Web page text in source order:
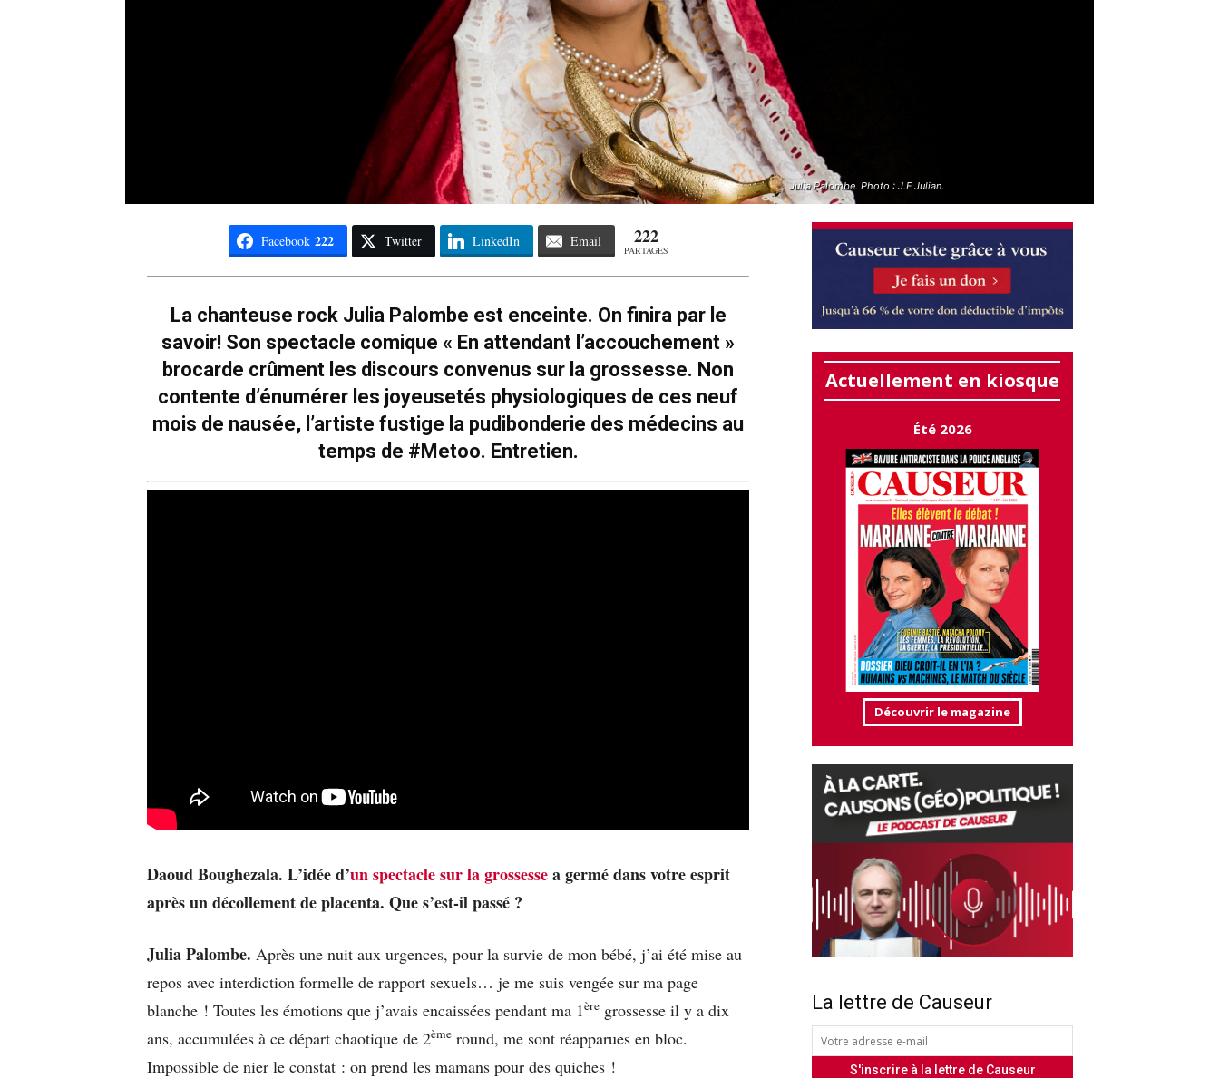
Julia Palombe. Photo : J.F Julian.
Facebook 222 Twitter LinkedIn Email 222
PARTAGES
La chanteuse rock Julia Palombe est enceinte. On finira par le
savoir! Son spectacle comique « En attendant l’accouchement »
brocarde crûment les discours convenus sur la grossesse. Non
contente d’énumérer les joyeusetés physiologiques de ces neuf
mois de nausée, l’artiste fustige la pudibonderie des médecins au
temps de #Metoo. Entretien.
Daoud Boughezala. L’idée d’un spectacle sur la grossessea germé dans votre esprit
après un décollement de placenta. Que s’est-il passé ?
Julia Palombe. Après une nuit aux urgences, pour la survie de mon bébé, j’ai été mise au
repos avec interdiction formelle de rapport sexuels… je me suis vengée sur ma page
blanche ! Toutes les émotions que j’avais encaissées pendant ma 1ère grossesse il y a dix
ans, accumulées à ce départ chaotique de 2ème round, me sont réapparues en bloc.
Impossible de nier le constat : on prend les mamans pour des quiches !
Actuellement en kiosque
Été 2026
Découvrir le magazine
La lettre de Causeur